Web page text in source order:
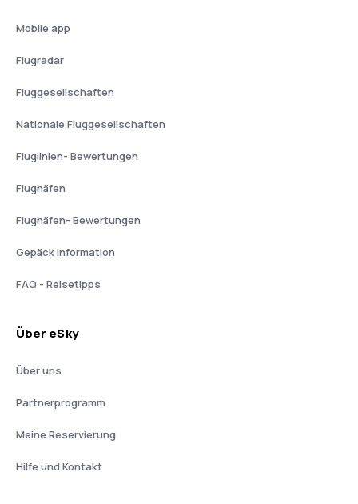
Mobile app
Flugradar
Fluggesellschaften
Nationale Fluggesellschaften
Fluglinien- Bewertungen
Flughäfen
Flughäfen- Bewertungen
Gepäck Information
FAQ - Reisetipps
Über eSky
Über uns
Partnerprogramm
Meine Reservierung
Hilfe und Kontakt